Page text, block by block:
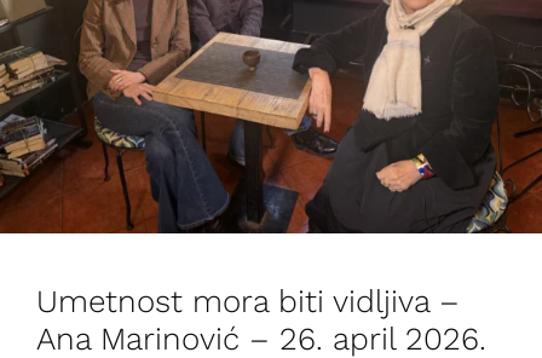
Umetnost mora biti vidljiva –
Ana Marinović – 26. april 2026.